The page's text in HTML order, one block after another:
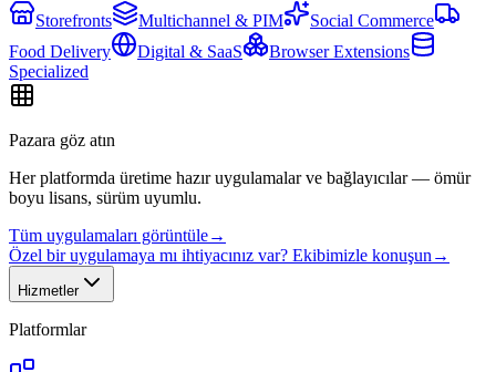
Storefronts
Multichannel & PIM
Social Commerce
Food Delivery
Digital & SaaS
Browser Extensions
Specialized
Pazara göz atın
Her platformda üretime hazır uygulamalar ve bağlayıcılar — ömür
boyu lisans, sürüm uyumlu.
Tüm uygulamaları görüntüle→
Özel bir uygulamaya mı ihtiyacınız var? Ekibimizle konuşun →
Hizmetler
Platformlar